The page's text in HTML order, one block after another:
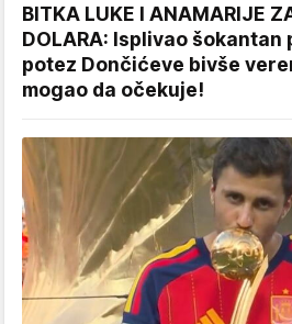
BITKA LUKE I ANAMARIJE
DOLARA: Isplivao šokantan
potez Dončićeve bivše
mogao da očekuje!